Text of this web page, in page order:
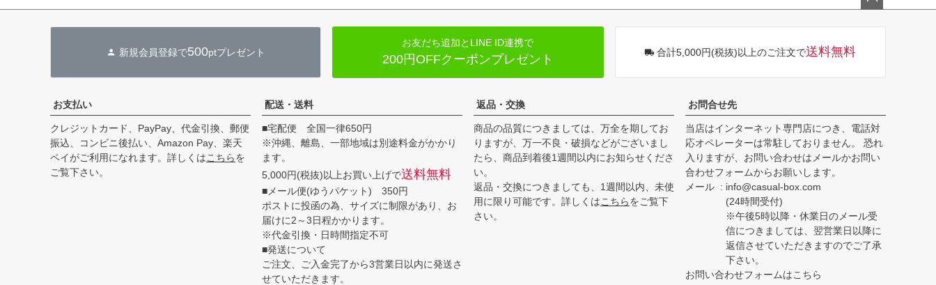
新規会員登録で500ptプレゼント
お友だち追加とLINE ID連携で
200円OFFクーポンプレゼント 合計5,000円(税抜)以上のご注文で送料無料
お支払い
クレジットカード、PayPay、代金引換、郵便
振込、コンビニ後払い、Amazon Pay、楽天
ペイがご利用になれます。詳しくはこちらを
ご覧下さい。
配送・送料
■宅配便 全国一律650円
※沖縄、離島、一部地域は別途料金がかかり
ます。
5,000円(税抜)以上お買い上げで送料無料
■メール便(ゆうパケット) 350円
ポストに投函の為、サイズに制限があり、お
届けに2～3日程かかります。
※代金引換・日時間指定不可
■発送について
ご注文、ご入金完了から3営業日以内に発送さ
せていただきます。
返品・交換
商品の品質につきましては、万全を期してお
りますが、万一不良・破損などがございまし
たら、商品到着後1週間以内にお知らせくださ
い。
返品・交換につきましても、1週間以内、未使
用に限り可能です。詳しくはこちらをご覧下
さい。
お問合せ先
当店はインターネット専門店につき、電話対
応オペレーターは常駐しておりません。 恐れ
入りますが、お問い合わせはメールかお問い
合わせフォームからお願いします。
メール
info@casual-box.com
(24時間受付)
※午後5時以降・休業日のメール受
信につきましては、翌営業日以降に
返信させていただきますのでご了承
下さい。
お問い合わせフォームはこちら